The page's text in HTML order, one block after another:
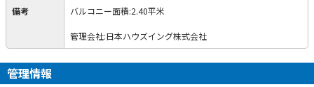
備考 バルコニー面積:2.40平米
管理会社:日本ハウズイング株式会社
管理情報